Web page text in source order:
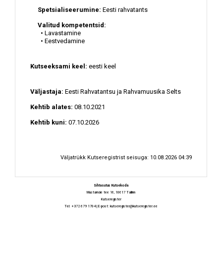
Spetsialiseerumine: Eesti rahvatants
Valitud kompetentsid:
• Lavastamine
• Eestvedamine
Kutseeksami keel: eesti keel
Väljastaja: Eesti Rahvatantsu ja Rahvamuusika Selts
Kehtib alates: 08.10.2021
Kehtib kuni: 07.10.2026
Väljatrükk Kutseregistrist seisuga: 10.08.2026 04:39
Sihtasutus Kutsekoda
Mustamäe tee 16, 10617 Tallinn
Kutseregister
Tel: +372 679 1704 | E-post: kutseregister@kutseregister.ee